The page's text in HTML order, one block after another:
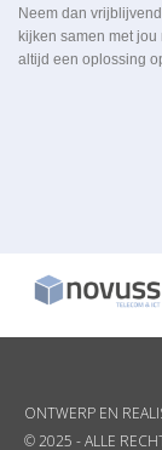
Neem dan
kijken samen met
altijd een oplossing
ONTWERP EN
© 2025 -ALLE